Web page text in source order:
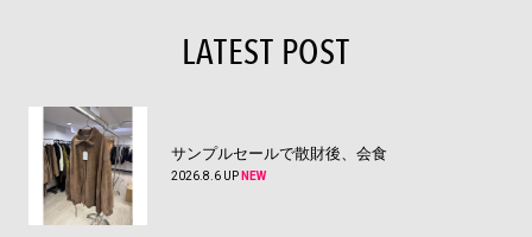
LATEST POST
サンプルセールで散財後、会食
2026.8.6 UP NEW